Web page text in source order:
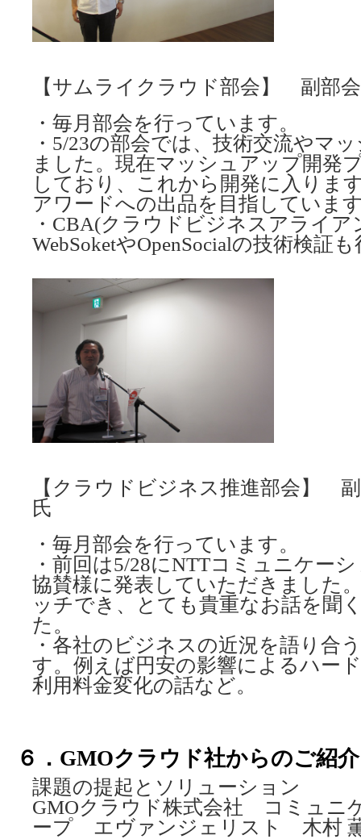
【サムライクラウド部会】 副部
・毎月部会を行っています。
・5/23の部会では、技術交流やマ
ました。現在マッシュアップ開発
しており、これから開発に入りま
アワードへの出品を目指していま
・CBA(クラウドビジネスアライア
WebSoketやOpenSocialの技術検証
【クラウドビジネス推進部会】
氏
・毎月部会を行っています。
・前回は5/28にNTTコミュニケー
協賛様に発表していただきました
ッチでき、とても貴重なお話を聞
た。
・各社のビジネスの近況を語り合
す。例えば円安の影響によるハー
利用料金変化の話など。
６．GMOクラウド社からのご紹介
課題の提起とソリューション
GMOクラウド株式会社 コミュニ
ープ エヴァンジェリスト 木村